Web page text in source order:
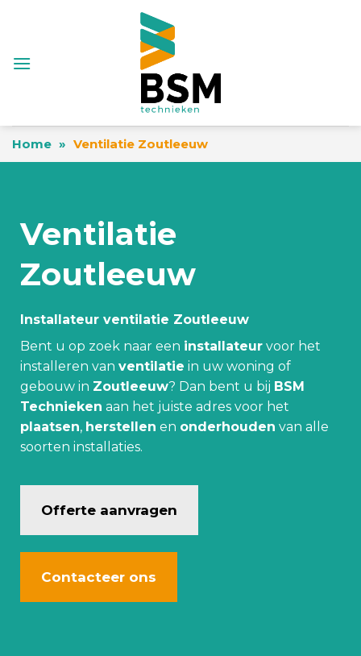
Home » Ventilatie Zoutleeuw
Ventilatie
Zoutleeuw
Installateur ventilatie Zoutleeuw
Bent u op zoek naar een installateur voor het
installeren van ventilatie in uw woning of
gebouw in Zoutleeuw? Dan bent u bij BSM
Technieken aan het juiste adres voor het
plaatsen, herstellen en onderhouden van alle
soorten installaties.
Offerte aanvragen
Contacteer ons